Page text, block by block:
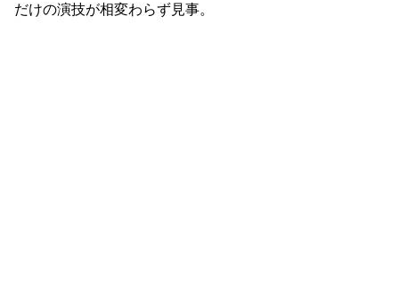
だけの演技が相変わらず見事。